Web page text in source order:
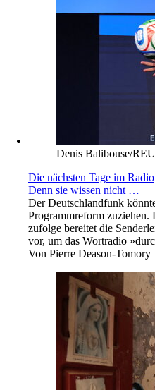
Denis Balibouse/
Die nächsten Tage im Radio
Denn sie wissen nicht …
Der Deutschlandfunk
Programmreform zuziehen.
zufolge bereitet die
vor, um das Wortradio
Von Pierre Deason-Tomory